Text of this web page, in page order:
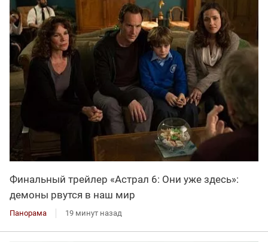
Финальный трейлер «Астрал 6: Они уже здесь»:
демоны рвутся в наш мир
Панорама 19 минут назад